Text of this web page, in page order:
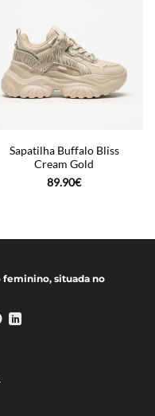
Sapatilha Buffalo Bliss
Cream Gold
89.90€
feminino, situada no